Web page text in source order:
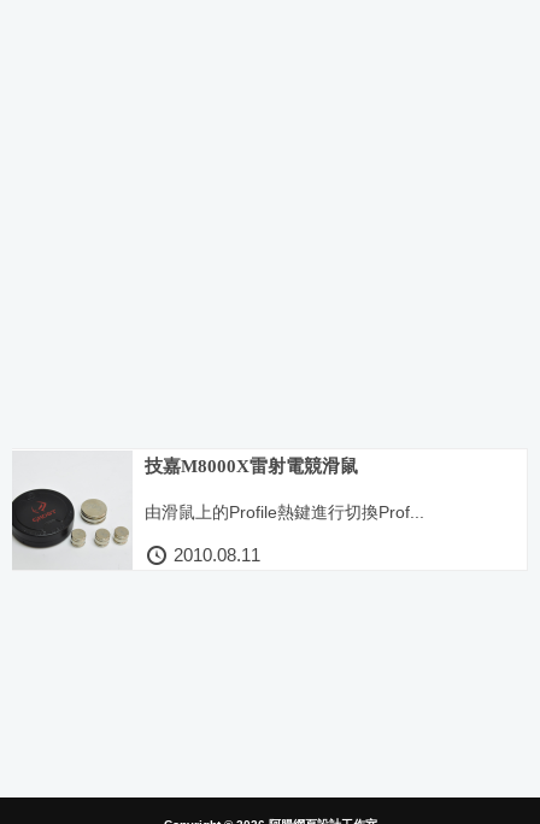
技嘉M8000X雷射電競滑鼠
由滑鼠上的Profile熱鍵進行切換Prof...
2010.08.11